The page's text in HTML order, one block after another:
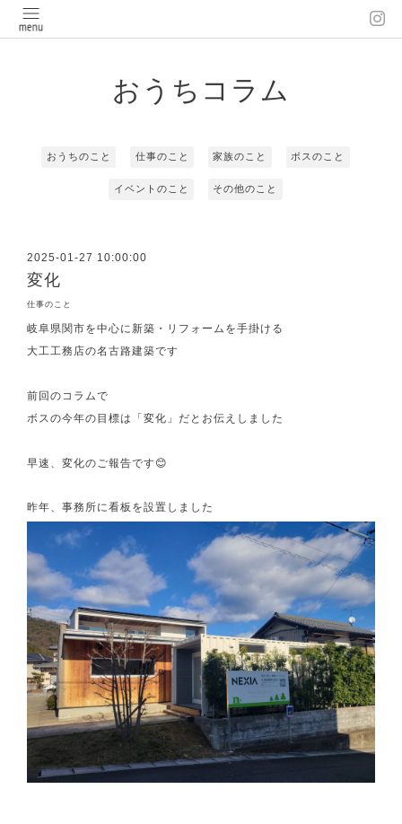
おうちコラム
おうちのこと 仕事のこと 家族のこと ボスのこと
イベントのこと その他のこと
2025-01-27 10:00:00
変化
仕事のこと
岐阜県関市を中心に新築・リフォームを手掛ける
大工工務店の名古路建築です
前回のコラムで
ボスの今年の目標は「変化」だとお伝えしました
早速、変化のご報告です😊
昨年、事務所に看板を設置しました